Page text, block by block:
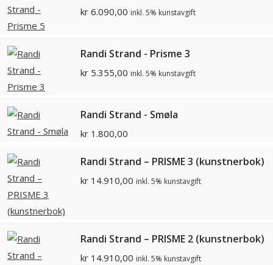
kr 6.090,00 inkl. 5% kunstavgift
Randi Strand - Prisme 3
kr 5.355,00 inkl. 5% kunstavgift
Randi Strand - Smøla
kr 1.800,00
Randi Strand – PRISME 3 (kunstnerbok)
kr 14.910,00 inkl. 5% kunstavgift
Randi Strand – PRISME 2 (kunstnerbok)
kr 14.910,00 inkl. 5% kunstavgift